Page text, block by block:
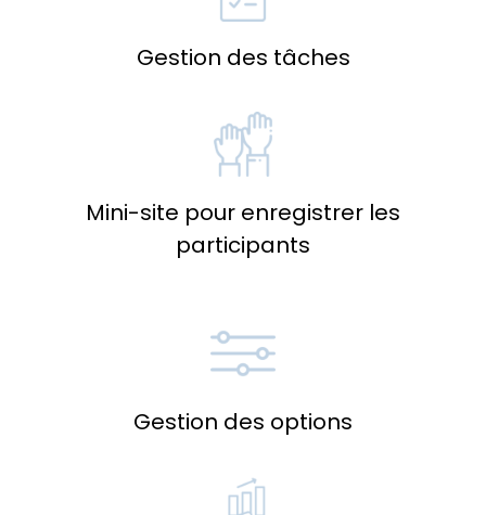
Gestion des tâches
Mini-site pour enregistrer les
participants
Gestion des options